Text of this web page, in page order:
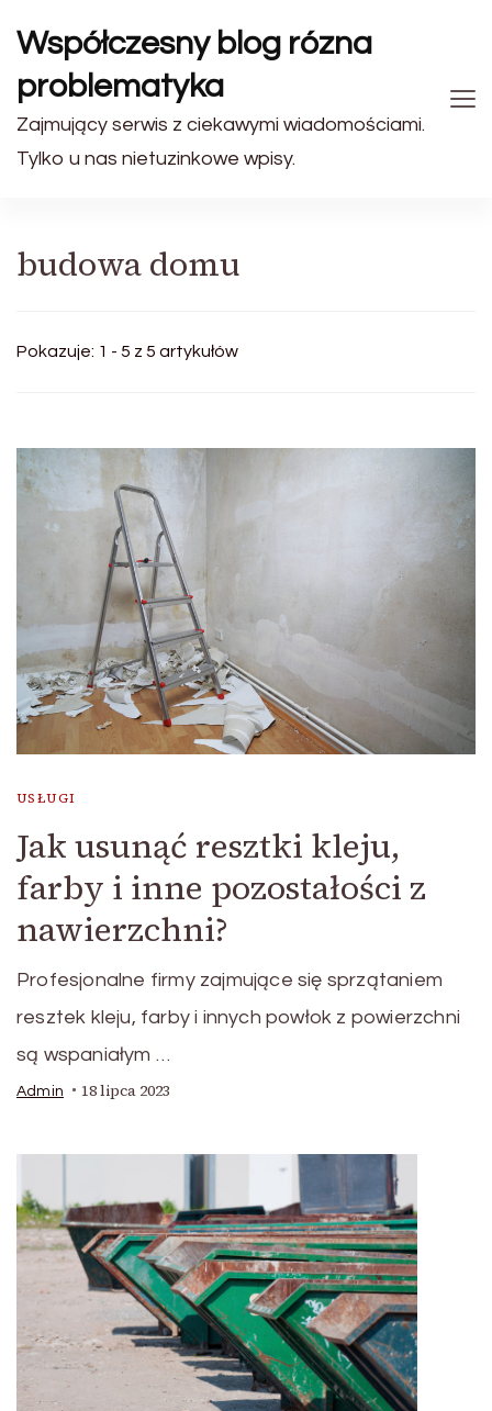
Współczesny blog rózna
problematyka
Zajmujący serwis z ciekawymi wiadomościami.
Tylko u nas nietuzinkowe wpisy.
budowa domu
Pokazuje: 1 - 5 z 5 artykułów
USŁUGI
Jak usunąć resztki kleju,
farby i inne pozostałości z
nawierzchni?
Profesjonalne firmy zajmujące się sprzątaniem
resztek kleju, farby i innych powłok z powierzchni
są wspaniałym …
Admin 18 lipca 2023